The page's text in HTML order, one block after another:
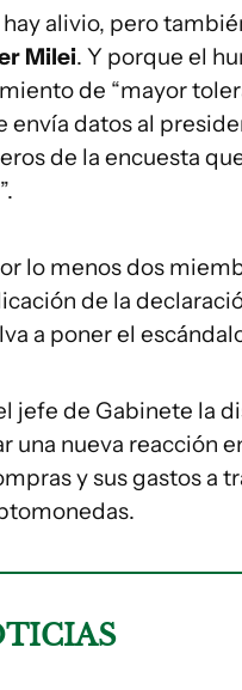
hay alivio, pero
Milei. Y porque el
de “mayor
envía datos al
de la encuesta
lo menos dos
de la
a poner el
jefe de Gabinete la
una nueva reacción
y sus gastos a